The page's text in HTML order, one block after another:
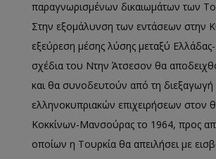
παραγνωρισμένων δικαιωμάτων των
Στην εξομάλυνση των εντάσεων στην
εξεύρεση μέσης λύσης μεταξύ
σχέδια του Ντην Άτσεσον θα
και θα συνοδευτούν από τη διεξαγωγή
ελληνοκυπριακών επιχειρήσεων στον
Κοκκίνων-Μανσούρας το 1964, προς
οποίων η Τουρκία θα απειλήσει με